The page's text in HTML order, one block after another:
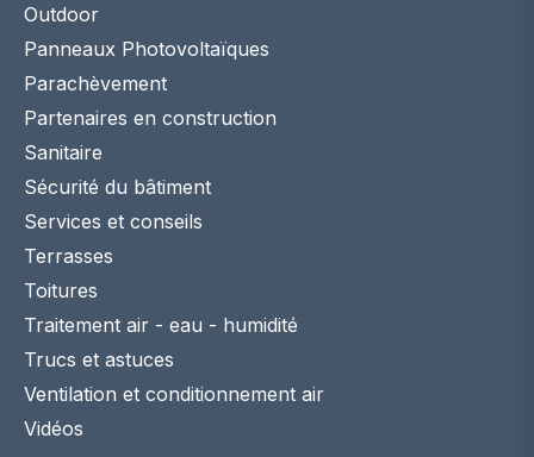
Outdoor
Panneaux Photovoltaïques
Parachèvement
Partenaires en construction
Sanitaire
Sécurité du bâtiment
Services et conseils
Terrasses
Toitures
Traitement air - eau - humidité
Trucs et astuces
Ventilation et conditionnement air
Vidéos